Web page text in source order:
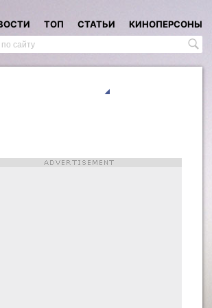
ТОП СТАТЬИ КИНОПЕРСОНЫ